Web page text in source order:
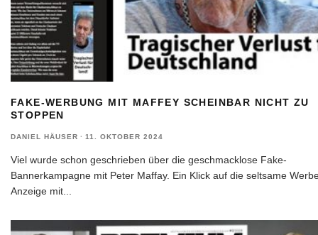
FAKE-WERBUNG MIT MAFFEY SCHEINBAR NICHT ZU
STOPPEN
DANIEL HÄUSER · 11. OKTOBER 2024
Viel wurde schon geschrieben über die geschmacklose Fake-
Bannerkampagne mit Peter Maffay. Ein Klick auf die seltsame
Anzeige mit